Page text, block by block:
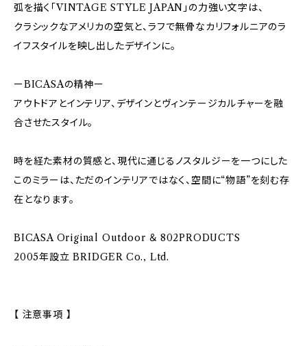
弧を描く「VINTAGE STYLE JAPAN」の力強い文字は、
クラシックなアメリカの空気と、ラフで無骨なカリフォルニアのラ
イフスタイルを映し出したデザインに。
ーBICASAの精神ー
アウトドアとインテリア、デザインとヴィンテージカルチャーを融
合させたスタイル。
時を経た素材の質感と、現代に通じるノスタルジーを一つにした
このミラーは、ただのインテリアではなく、空間に“物語”を刻む存
在となります。
BICASA Original Outdoor ＆ 802PRODUCTS
2005年設立 BRIDGER Co., Ltd.
【 注意事項 】